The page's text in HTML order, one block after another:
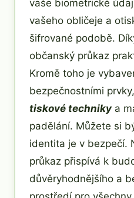
vaše biometrické
vašeho obličeje a
šifrované podobě.
občanský průkaz
Kromě toho je
bezpečnostními
tiskové technikya
padělání. Můžete si
identita je v bezpečí.
průkaz přispívá k
důvěryhodnějšího a